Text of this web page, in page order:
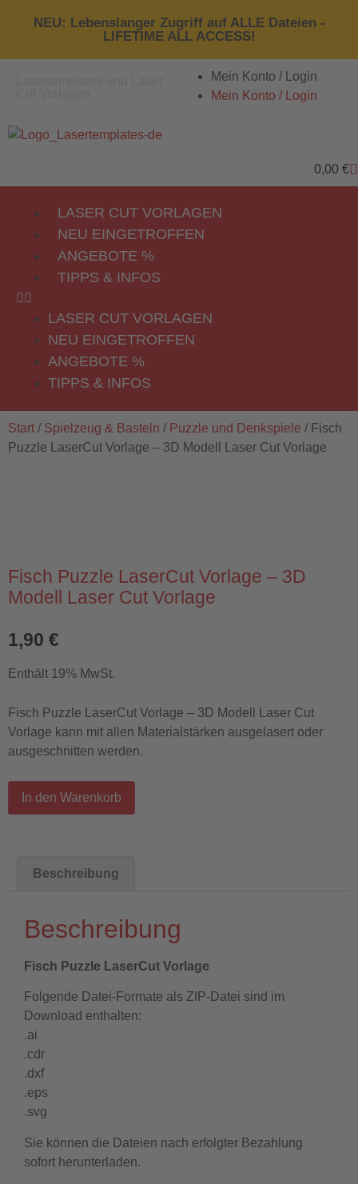
NEU: Lebenslanger Zugriff auf ALLE Dateien -
LIFETIME ALL ACCESS!
Mein Konto / Login
Mein Konto / Login
0,00 €
LASER CUT VORLAGEN
NEU EINGETROFFEN
ANGEBOTE %
TIPPS & INFOS
LASER CUT VORLAGEN
NEU EINGETROFFEN
ANGEBOTE %
TIPPS & INFOS
Start / Spielzeug & Basteln / Puzzle und Denkspiele / Fisch
Puzzle LaserCut Vorlage – 3D Modell Laser Cut Vorlage
Fisch Puzzle LaserCut Vorlage – 3D
Modell Laser Cut Vorlage
1,90 €
Enthält 19% MwSt.
Fisch Puzzle LaserCut Vorlage – 3D Modell Laser Cut
Vorlage kann mit allen Materialstärken ausgelasert oder
ausgeschnitten werden.
In den Warenkorb
Beschreibung
Beschreibung
Fisch Puzzle LaserCut Vorlage
Folgende Datei-Formate als ZIP-Datei sind im
Download enthalten:
.ai
.cdr
.dxf
.eps
.svg
Sie können die Dateien nach erfolgter Bezahlung
sofort herunterladen.